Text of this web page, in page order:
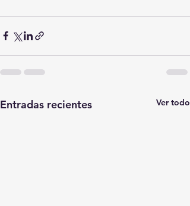
Entradas recientes Ver todo